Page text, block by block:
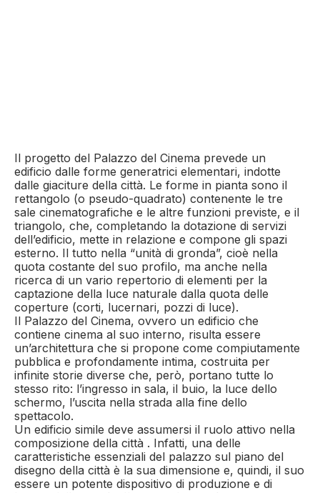
Il progetto del Palazzo del Cinema prevede un
edificio dalle forme generatrici elementari, indotte
dalle giaciture della città. Le forme in pianta sono il
rettangolo (o pseudo-quadrato) contenente le tre
sale cinematografiche e le altre funzioni previste, e il
triangolo, che, completando la dotazione di servizi
dell’edificio, mette in relazione e compone gli spazi
esterno. Il tutto nella “unità di gronda”, cioè nella
quota costante del suo profilo, ma anche nella
ricerca di un vario repertorio di elementi per la
captazione della luce naturale dalla quota delle
coperture (corti, lucernari, pozzi di luce).
Il Palazzo del Cinema, ovvero un edificio che
contiene cinema al suo interno, risulta essere
un’architettura che si propone come compiutamente
pubblica e profondamente intima, costruita per
infinite storie diverse che, però, portano tutte lo
stesso rito: l’ingresso in sala, il buio, la luce dello
schermo, l’uscita nella strada alla fine dello
spettacolo.
Un edificio simile deve assumersi il ruolo attivo nella
composizione della città . Infatti, una delle
caratteristiche essenziali del palazzo sul piano del
disegno della città è la sua dimensione e, quindi, il suo
essere un potente dispositivo di produzione e di